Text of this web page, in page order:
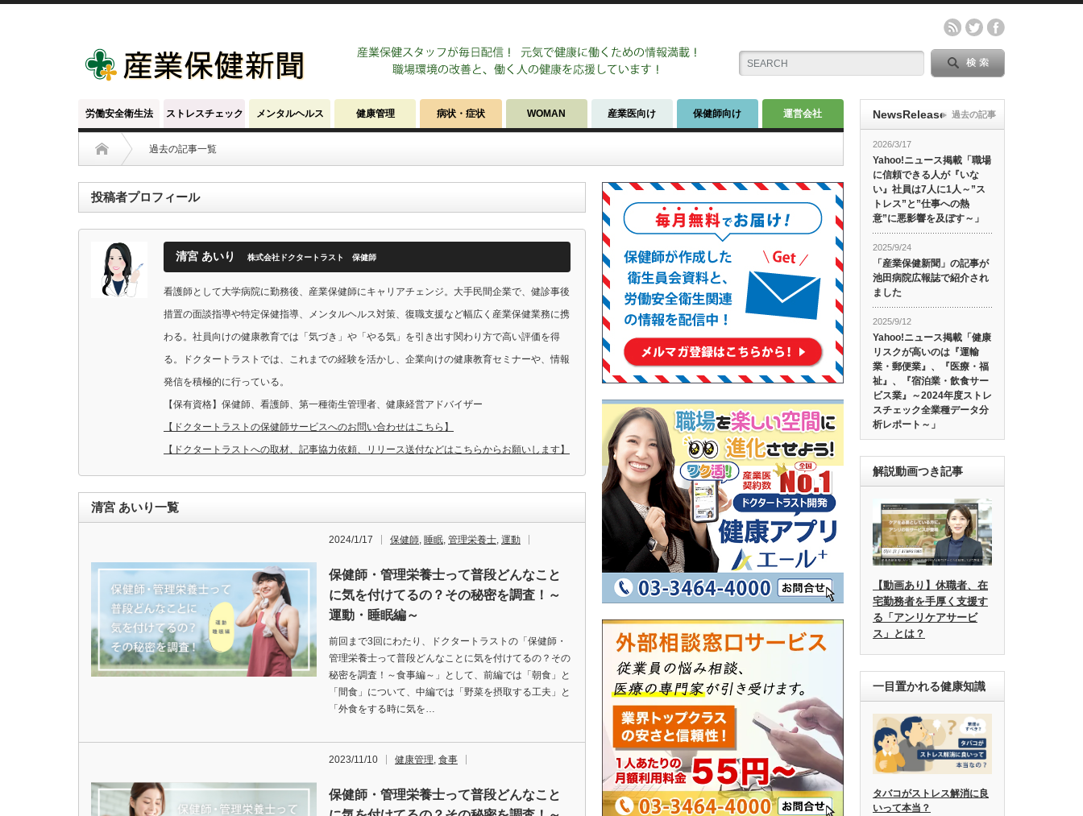
労働安全衛生法 ストレスチェック メンタルヘルス 健康管理 病状・症状 WOMAN 産業医向け 保健師向け 運営会社
過去の記事一覧
投稿者プロフィール
清宮 あいり 株式会社ドクタートラスト 保健師
看護師として大学病院に勤務後、産業保健師にキャリアチェンジ。大手民間企業で、健診事後
措置の面談指導や特定保健指導、メンタルヘルス対策、復職支援など幅広く産業保健業務に携
わる。社員向けの健康教育では「気づき」や「やる気」を引き出す関わり方で高い評価を得
る。ドクタートラストでは、これまでの経験を活かし、企業向けの健康教育セミナーや、情報
発信を積極的に行っている。
【保有資格】保健師、看護師、第一種衛生管理者、健康経営アドバイザー
【ドクタートラストの保健師サービスへのお問い合わせはこちら】
【ドクタートラストへの取材、記事協力依頼、リリース送付などはこちらからお願いします】
清宮 あいり一覧
2024/1/17 保健師, 睡眠, 管理栄養士, 運動
保健師・管理栄養士って普段どんなこと
に気を付けてるの？その秘密を調査！～
運動・睡眠編～
前回まで3回にわたり、ドクタートラストの「保健師・
管理栄養士って普段どんなことに気を付けてるの？その
秘密を調査！～食事編～」として、前編では「朝食」と
「間食」について、中編では「野菜を摂取する工夫」と
「外食をする時に気を…
2023/11/10 健康管理, 食事
保健師・管理栄養士って普段どんなこと
NewsRelease
2026/3/17
Yahoo!ニュース掲載「職場
に信頼できる人が『いな
い』社員は7人に1人～”ス
トレス”と”仕事への熱
意”に悪影響を及ぼす～」
2025/9/24
「産業保健新聞」の記事が
池田病院広報誌で紹介され
ました
2025/9/12
Yahoo!ニュース掲載「健康
リスクが高いのは『運輸
業・郵便業』、『医療・福
祉』、『宿泊業・飲食サー
ビス業』～2024年度ストレ
スチェック全業種データ分
析レポート～」
過去の記事
解説動画つき記事
【動画あり】休職者、在
宅勤務者を手厚く支援す
る「アンリケアサービ
ス」とは？
一目置かれる健康知識
タバコがストレス解消に良
いって本当？